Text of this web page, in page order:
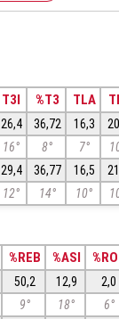
T3I %T3 TLA
26,4 36,72 16,3
16° 8° 7°
29,4 36,77 16,5
12° 14° 10°
%REB %ASI
50,2 12,9
2,0
9° 18°
6°